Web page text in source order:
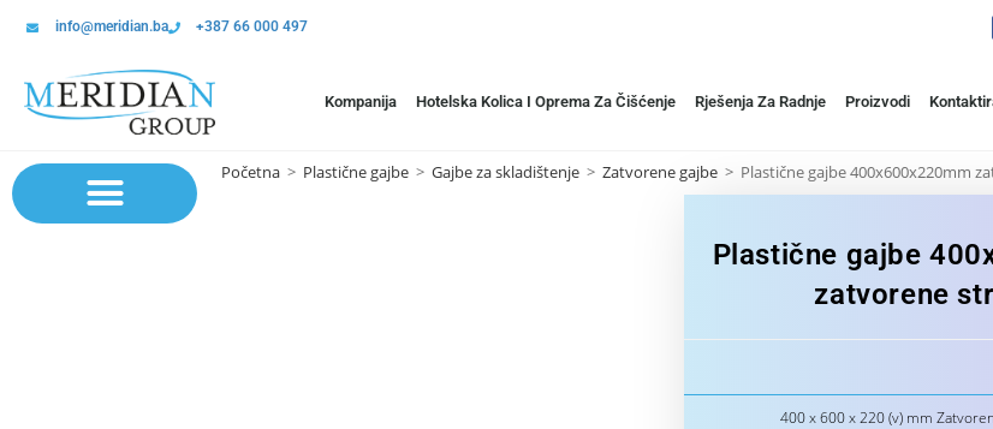
info@meridian.ba +387 66 000 497
Kompanija Hotelska Kolica I Oprema Za Čišćenje Rješenja Za Radnje Proizvodi
Početna > Plastične gajbe > Gajbe za skladištenje > Zatvorene gajbe > Plastične gajbe 400x600x220mm
Plastične gajbe
zatvorene
400 x 600 x 220 (v) mm